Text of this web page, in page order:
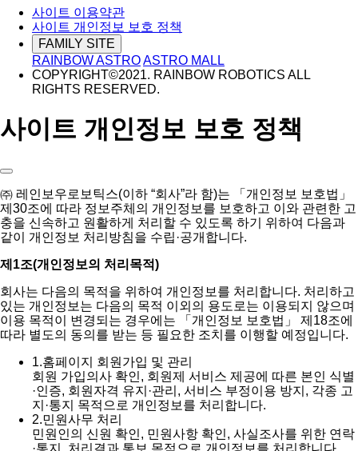
사이트 이용약관
사이트 개인정보 보호 정책
FAMILY SITE
RAINBOW ASTROASTRO MALL
COPYRIGHT©2021. RAINBOW ROBOTICS ALL
RIGHTS RESERVED.
사이트 개인정보 보호 정책
㈜ 레인보우로보틱스(이하 “회사”라 함)는 「개인정보 보호법」
제30조에 따라 정보주체의 개인정보를 보호하고 이와 관련한 고
충을 신속하고 원활하게 처리할 수 있도록 하기 위하여 다음과
같이 개인정보 처리방침을 수립·공개합니다.
제1조(개인정보의 처리목적)
회사는 다음의 목적을 위하여 개인정보를 처리합니다. 처리하고
있는 개인정보는 다음의 목적 이외의 용도로는 이용되지 않으며
이용 목적이 변경되는 경우에는 「개인정보 보호법」 제18조에
따라 별도의 동의를 받는 등 필요한 조치를 이행할 예정입니다.
1.홈페이지 회원가입 및 관리
회원 가입의사 확인, 회원제 서비스 제공에 따른 본인 식별
·인증, 회원자격 유지·관리, 서비스 부정이용 방지, 각종 고
지·통지 목적으로 개인정보를 처리합니다.
2.민원사무 처리
민원인의 신원 확인, 민원사항 확인, 사실조사를 위한 연락
·통지, 처리결과 통보 목적으로 개인정보를 처리합니다.